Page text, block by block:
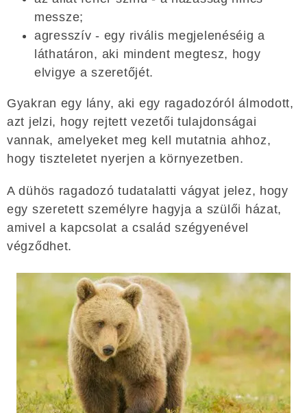
messze;
agresszív - egy rivális megjelenéséig a
láthatáron, aki mindent megtesz, hogy
elvigye a szeretőjét.
Gyakran egy lány, aki egy ragadozóról álmodott,
azt jelzi, hogy rejtett vezetői tulajdonságai
vannak, amelyeket meg kell mutatnia ahhoz,
hogy tiszteletet nyerjen a környezetben.
A dühös ragadozó tudatalatti vágyat jelez, hogy
egy szeretett személyre hagyja a szülői házat,
amivel a kapcsolat a család szégyenével
végződhet.